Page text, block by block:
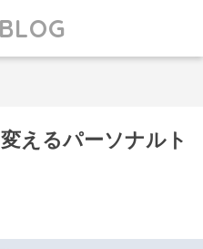
えるパーソナルト